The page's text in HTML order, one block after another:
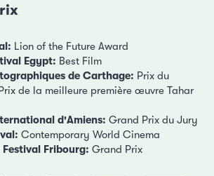
Lion of the Future Award
Egypt: Best Film
de Carthage: Prix du
de la meilleure première œuvre Tahar
d'Amiens: Grand Prix du Jury
Contemporary World Cinema
Fribourg: Grand Prix